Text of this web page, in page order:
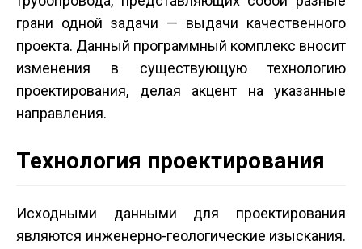
грани одной задачи — выдачи качественного
проекта. Данный программный комплекс вносит
изменения в существующую технологию
проектирования, делая акцент на указанные
направления.
Технология проектирования
Исходными данными для проектирования
являются инженерно-геологические изыскания.